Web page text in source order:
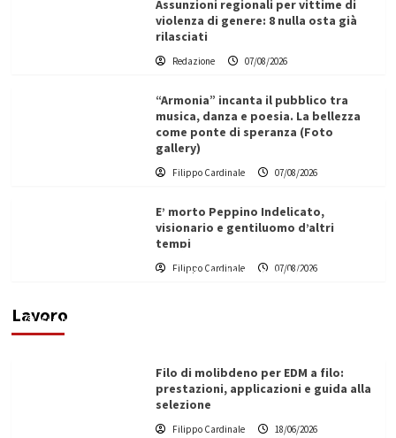
Assunzioni regionali per vittime di
violenza di genere: 8 nulla osta già
rilasciati
Redazione 07/08/2026
“Armonia” incanta il pubblico tra
musica, danza e poesia. La bellezza
come ponte di speranza (Foto
gallery)
Filippo Cardinale 07/08/2026
E’ morto Peppino Indelicato,
visionario e gentiluomo d’altri
tempi
Filippo Cardinale 07/08/2026
Lavoro
L’ingegnere saccense Buscarnera partner chiave
di un progetto transnazionale per la transizione
Filippo Cardinale
Filo di molibdeno per EDM a filo:
prestazioni, applicazioni e guida alla
selezione
Filippo Cardinale 18/06/2026